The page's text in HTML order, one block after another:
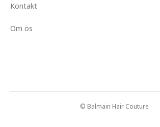
Kontakt
Om os
© Balmain Hair Couture